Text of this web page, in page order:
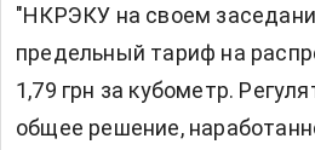
"НКРЭКУ на своем
предельный тариф на
1,79 грн за кубометр.
общее решение,